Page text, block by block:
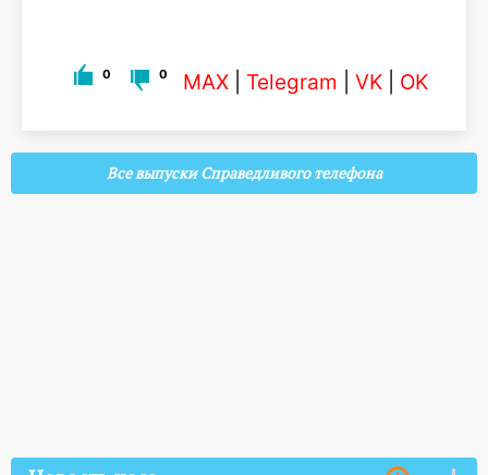
0 0 MAX Telegram VK OK
Все выпуски Справедливого телефона